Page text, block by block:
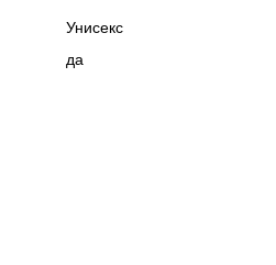
Унисекс
да